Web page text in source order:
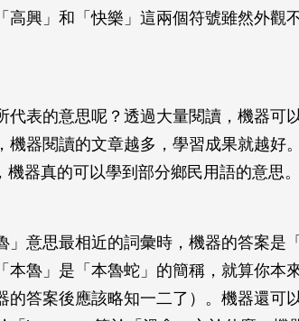
高興」和「快樂」這兩個符號雖然外觀
代表的意思呢？透過大量閱讀，機器可
機器閱讀的文章越多，學習成果就越好
器真的可以學到部分鄉民用語的意思。
」意思最相近的詞彙時，機器的答案是
本魯」是「本魯蛇」的簡稱，就算你本
的答案後應該略知一二了）。機器還可